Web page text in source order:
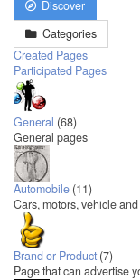
Discover
Categories
Created Pages
Participated Pages
General (68)
General pages
Automobile (11)
Cars, motors, vehicle
Brand or Product (7)
Page that can advertise